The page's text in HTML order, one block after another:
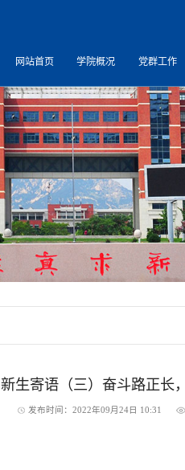
网站首页 学院概况 党群工作
新生寄语（三）奋斗路正长
发布时间：2022年09月24日 10:31